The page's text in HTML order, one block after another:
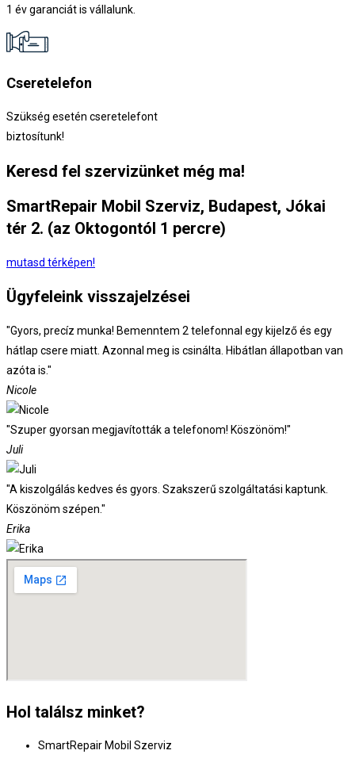
1 év garanciát is vállalunk.
Cseretelefon
Szükség esetén cseretelefont
biztosítunk!
Keresd fel szervizünket még ma!
SmartRepair Mobil Szerviz, Budapest, Jókai
tér 2. (az Oktogontól 1 percre)
mutasd térképen!
Ügyfeleink visszajelzései
"Gyors, precíz munka! Bemenntem 2 telefonnal egy kijelző és egy
hátlap csere miatt. Azonnal meg is csinálta. Hibátlan állapotban van
azóta is."
Nicole
"Szuper gyorsan megjavították a telefonom! Köszönöm!"
Juli
"A kiszolgálás kedves és gyors. Szakszerű szolgáltatási kaptunk.
Köszönöm szépen."
Erika
Hol találsz minket?
SmartRepair Mobil Szerviz